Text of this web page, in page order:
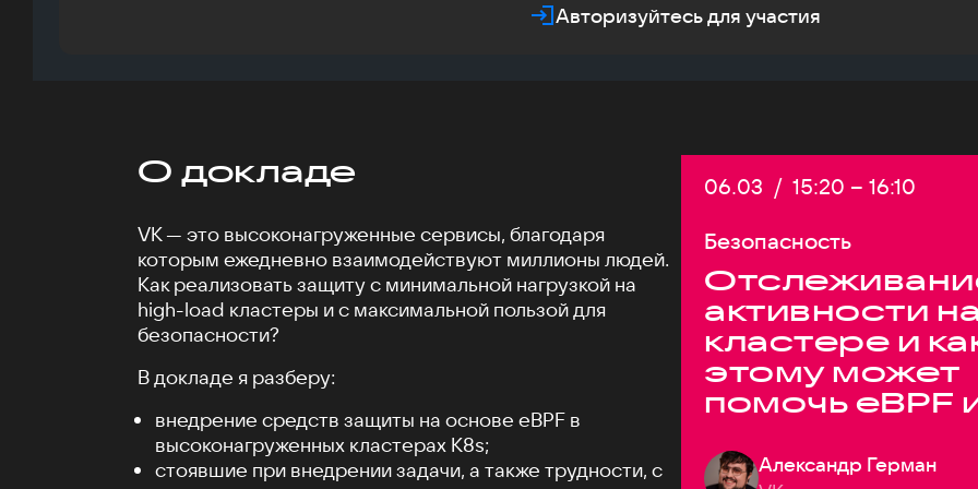
Авторизуйтесь для участия
О докладе
VK — это высоконагруженные сервисы, благодаря
которым ежедневно взаимодействуют миллионы людей.
Как реализовать защиту с минимальной нагрузкой на
high-load кластеры и с максимальной пользой для
безопасности?
В докладе я разберу:
внедрение средств защиты на основе eBPF в
высоконагруженных кластерах K8s;
стоявшие при внедрении задачи, а также трудности, с
Дата:
06.03 / Начало:
15:20 – Конец:
16:10
Безопасность
активности на
кластере и
этому может
помочь eBPF
Александр Герман